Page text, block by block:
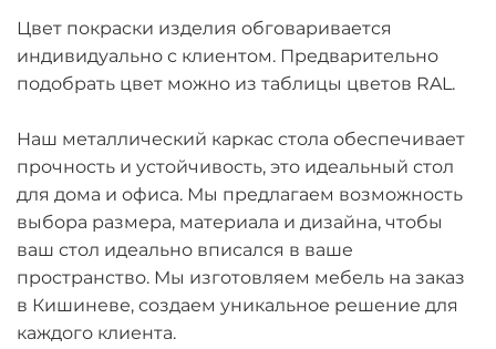
Цвет покраски изделия обговаривается
индивидуально с клиентом. Предварительно
подобрать цвет можно из таблицы цветов RAL.
Наш металлический каркас стола обеспечивает
прочность и устойчивость, это идеальный стол
для дома и офиса. Мы предлагаем возможность
выбора размера, материала и дизайна, чтобы
ваш стол идеально вписался в ваше
пространство. Мы изготовляем мебель на заказ
в Кишиневе, создаем уникальное решение для
каждого клиента.